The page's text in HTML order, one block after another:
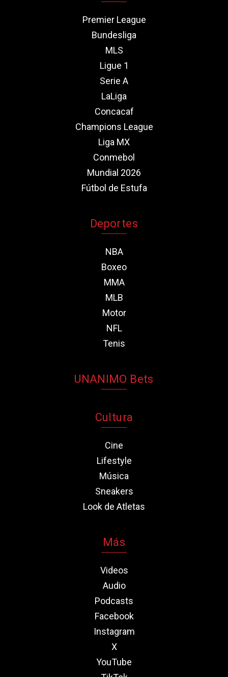
Premier League
Bundesliga
MLS
Ligue 1
Serie A
LaLiga
Concacaf
Champions League
Liga MX
Conmebol
Mundial 2026
Fútbol de Estufa
Deportes
NBA
Boxeo
MMA
MLB
Motor
NFL
Tenis
UNANIMO Bets
Cultura
Cine
Lifestyle
Música
Sneakers
Look de Atletas
Más
Videos
Audio
Podcasts
Facebook
Instagram
X
YouTube